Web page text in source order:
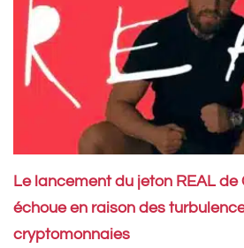
Le lancement du jeton REAL de
échoue en raison des
cryptomonnaies